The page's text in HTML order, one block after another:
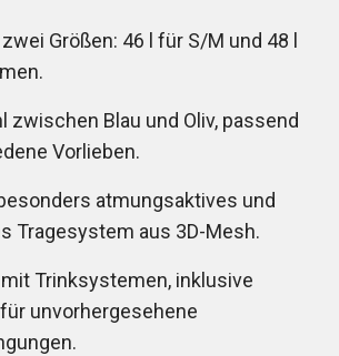
Größen: 46 l für S/M und 48 l
zwischen Blau und Oliv, passend
Vorlieben.
atmungsaktives und
Tragesystem aus 3D-Mesh.
Trinksystemen, inklusive
unvorhergesehene